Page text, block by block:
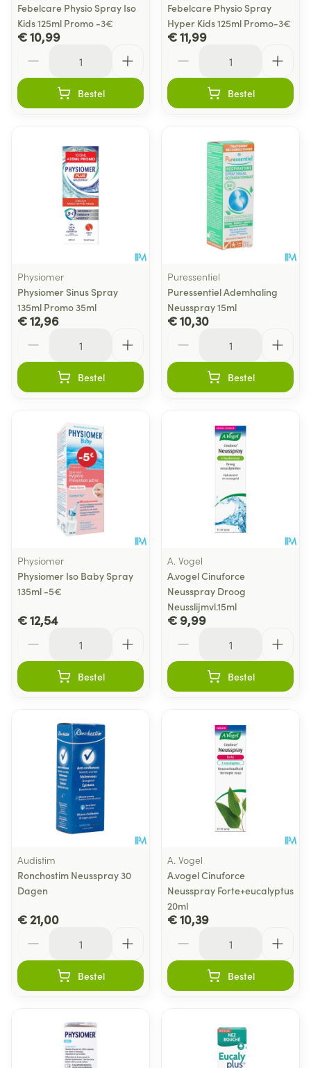
Febelcare Physio Spray Iso
Kids 125ml Promo -3€
€ 10,99
Bestel
Febelcare Physio Spray
Hyper Kids 125ml Promo-3€
€ 11,99
Bestel
Physiomer
Physiomer Sinus Spray
135ml Promo 35ml
€ 12,96
Bestel
Puressentiel
Puressentiel Ademhaling
Neusspray 15ml
€ 10,30
Bestel
Physiomer
Physiomer Iso Baby Spray
135ml -5€
€ 12,54
Bestel
A. Vogel
A.vogel Cinuforce
Neusspray Droog
Neusslijmvl.15ml
€ 9,99
Bestel
Audistim
Ronchostim Neusspray 30
Dagen
€ 21,00
Bestel
A. Vogel
A.vogel Cinuforce
Neusspray Forte+eucalyptus
20ml
€ 10,39
Bestel